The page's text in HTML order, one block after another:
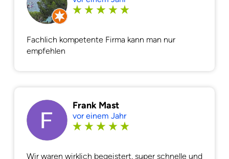
Fachlich kompetente Firma kann man nur
empfehlen
Frank Mast
vor einem Jahr
Wir waren wirklich begeistert, super schnelle und